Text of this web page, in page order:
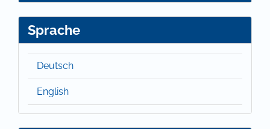
Sprache
Deutsch
English